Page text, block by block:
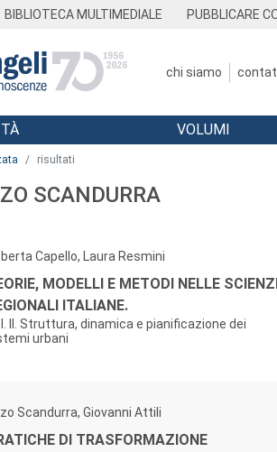
BIBLIOTECA MULTIMEDIALE PUBBLICARE
chi siamo
VOLUMI
risultati
SCANDURRA
Capello, Laura Resmini
MODELLI E METODI NELLE
ITALIANE.
II. Struttura, dinamica e pianificazione dei
urbani
Scandurra, Giovanni Attili
DI TRASFORMAZIONE